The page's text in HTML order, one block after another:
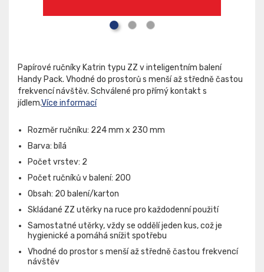
Papírové ručníky Katrin typu ZZ v inteligentním balení
Handy Pack. Vhodné do prostorů s menší až středně častou
frekvencí návštěv. Schválené pro přímý kontakt s
jídlem.Více informací
Rozměr ručníku: 224 mm x 230 mm
Barva: bílá
Počet vrstev: 2
Počet ručníků v balení: 200
Obsah: 20 balení/karton
Skládané ZZ utěrky na ruce pro každodenní použití
Samostatné utěrky, vždy se oddělí jeden kus, což je
hygienické a pomáhá snížit spotřebu
Vhodné do prostor s menší až středně častou frekvencí
návštěv